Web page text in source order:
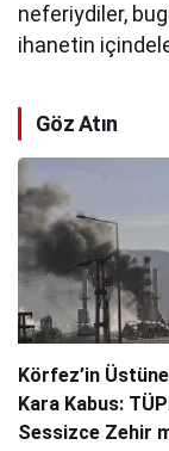
neferiydiler,
ihanetin
Göz Atın
Körfez’in
Kara Kabus:
Sessizce Zehir